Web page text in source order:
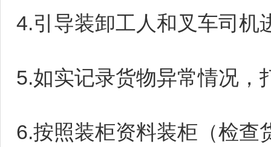
4.引导装卸工人和叉车司机
5.如实记录货物异常情况，
6.按照装柜资料装柜（检查